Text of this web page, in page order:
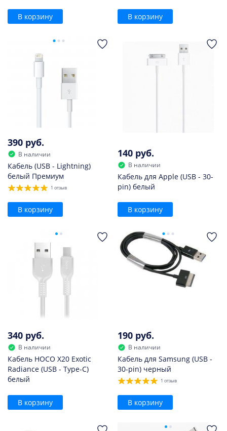
В корзину В корзину
390 руб.
В наличии
Кабель (USB - Lightning)
белый Премиум
1 отзыв
В корзину
140 руб.
В наличии
Кабель для Apple (USB - 30-
pin) белый
В корзину
340 руб.
В наличии
Кабель HOCO X20 Exotic
Radiance (USB - Type-C)
белый
В корзину
190 руб.
В наличии
Кабель для Samsung (USB -
30-pin) черный
1 отзыв
В корзину